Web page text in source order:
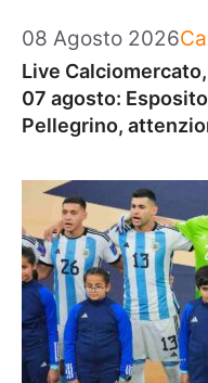
08 Agosto 2026
Live
07 agosto:
Pellegrino,